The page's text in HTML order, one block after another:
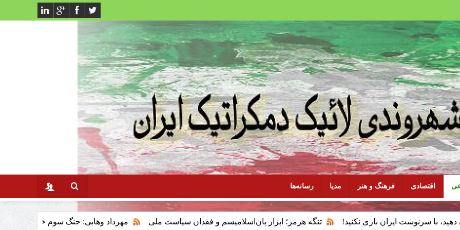
اقتصادی فرهنگ و هنر مدیا رسانه‌ها
ایران بازی نکنید! تنگه هرمز؛ ابزار پان‌اسلامیسم و فقدان سیاست ملی مهرداد وهابی: جنگ سوم خلیج فارس وتاثیر ان